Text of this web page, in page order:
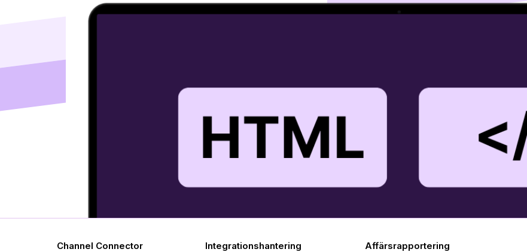
Channel Connector Integrationshantering Affärsrapportering